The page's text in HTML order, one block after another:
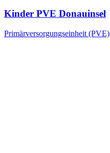
Kinder PVE Donauinsel
Primärversorgungseinheit (PVE)